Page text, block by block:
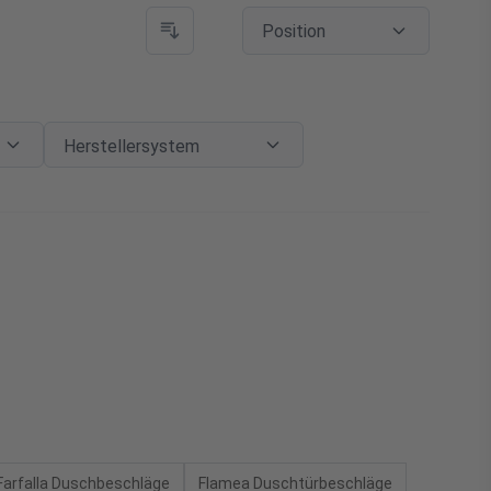
Position
Herstellersystem
Duschbeschläge Flamea Duschtürbeschläge